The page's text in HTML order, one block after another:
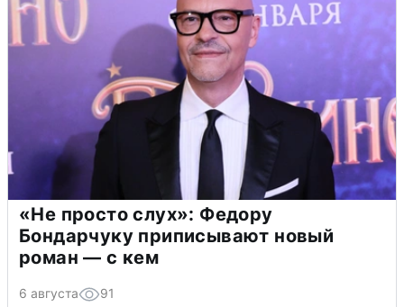
«Не просто слух»: Федору
Бондарчуку приписывают новый
роман — с кем
6 августа 91